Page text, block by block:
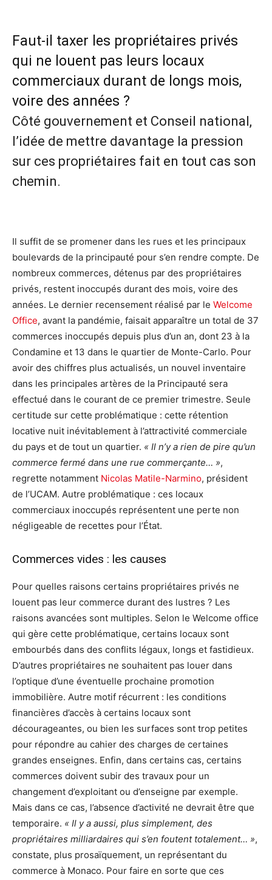
Faut-il taxer les propriétaires privés
qui ne louent pas leurs locaux
commerciaux durant de longs mois,
voire des années ?
Côté gouvernement et Conseil national,
l’idée de mettre davantage la pression
sur ces propriétaires fait en tout cas son
chemin.
Il suffit de se promener dans les rues et les principaux
boulevards de la principauté pour s’en rendre compte. De
nombreux commerces, détenus par des propriétaires
privés, restent inoccupés durant des mois, voire des
années. Le dernier recensement réalisé par le Welcome
Office, avant la pandémie, faisait apparaître un total de 37
commerces inoccupés depuis plus d’un an, dont 23 à la
Condamine et 13 dans le quartier de Monte-Carlo. Pour
avoir des chiffres plus actualisés, un nouvel inventaire
dans les principales artères de la Principauté sera
effectué dans le courant de ce premier trimestre. Seule
certitude sur cette problématique : cette rétention
locative nuit inévitablement à l’attractivité commerciale
du pays et de tout un quartier. « Il n’y a rien de pire qu’un
commerce fermé dans une rue commerçante… »,
regrette notamment Nicolas Matile-Narmino, président
de l’UCAM. Autre problématique : ces locaux
commerciaux inoccupés représentent une perte non
négligeable de recettes pour l’État.
Commerces vides : les causes
Pour quelles raisons certains propriétaires privés ne
louent pas leur commerce durant des lustres ? Les
raisons avancées sont multiples. Selon le Welcome office
qui gère cette problématique, certains locaux sont
embourbés dans des conflits légaux, longs et fastidieux.
D’autres propriétaires ne souhaitent pas louer dans
l’optique d’une éventuelle prochaine promotion
immobilière. Autre motif récurrent : les conditions
financières d’accès à certains locaux sont
décourageantes, ou bien les surfaces sont trop petites
pour répondre au cahier des charges de certaines
grandes enseignes. Enfin, dans certains cas, certains
commerces doivent subir des travaux pour un
changement d’exploitant ou d’enseigne par exemple.
Mais dans ce cas, l’absence d’activité ne devrait être que
temporaire. « Il y a aussi, plus simplement, des
propriétaires milliardaires qui s’en foutent totalement… »,
constate, plus prosaïquement, un représentant du
commerce à Monaco. Pour faire en sorte que ces